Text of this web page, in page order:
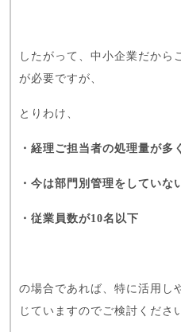
したがって、中小企業だから
が必要ですが、
とりわけ、
・経理ご担当者の処理量が多
・今は部門別管理をしていな
・従業員数が10名以下
の場合であれば、特に活用し
じていますのでご検討くださ